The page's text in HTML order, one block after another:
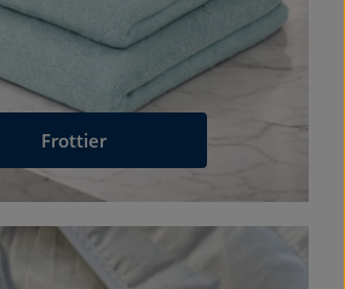
Frottier